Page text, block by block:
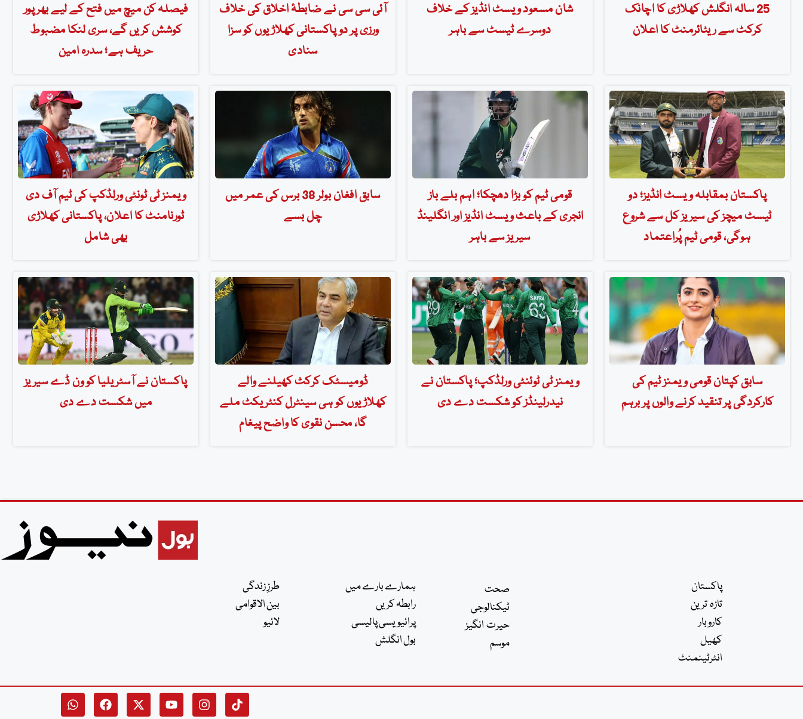
25 سالہ انگلش کھلاڑی کا اچانک
کرکٹ سے ریٹائرمنٹ کا اعلان
شان مسعود ویسٹ انڈیز کے خلاف
دوسرے ٹیسٹ سے باہر
آئی سی سی نے ضابطۂ اخلاق کی خلاف
ورزی پر دو پاکستانی کھلاڑیوں کو سزا
سنادی
فیصلہ کن میچ میں فتح کے لیے بھرپور
کوشش کریں گے، سری لنکا مضبوط
حریف ہے؛ سدرہ امین
پاکستان بمقابلہ ویسٹ انڈیز؛ دو
ٹیسٹ میچز کی سیریز کل سے شروع
ہوگی، قومی ٹیم پُراعتماد
قومی ٹیم کو بڑا دھچکا؛ اہم بلے باز
انجری کے باعث ویسٹ انڈیز اور انگلینڈ
سیریز سے باہر
سابق افغان بولر 38 برس کی عمر میں
چل بسے
ویمنز ٹی ٹونٹی ورلڈکپ کی ٹیم آف دی
ٹورنامنٹ کا اعلان، پاکستانی کھلاڑی
بھی شامل
سابق کپتان قومی ویمنز ٹیم کی
کارکردگی پر تنقید کرنے والوں پر برہم
ویمنز ٹی ٹوئنٹی ورلڈکپ؛ پاکستان نے
نیدرلینڈز کو شکست دے دی
ڈومیسٹک کرکٹ کھیلنے والے
کھلاڑیوں کو ہی سینٹرل کنٹریکٹ ملے
گا، محسن نقوی کا واضح پیغام
پاکستان نے آسٹریلیا کو ون ڈے سیریز
میں شکست دے دی
پاکستان
تازہ ترین
کاروبار
کھیل
انٹرٹینمنٹ
صحت
ٹیکنالوجی
حیرت انگیز
موسم
طرزِ زندگی
بین الاقوامی
لائیو
ہمارے بارے میں
رابطہ کریں
پرائیویسی پالیسی
بول انگلش